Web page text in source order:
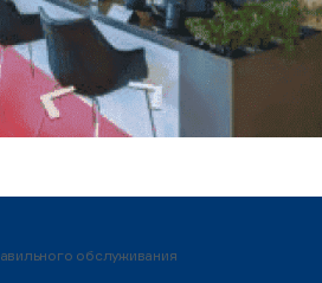
обслуживания